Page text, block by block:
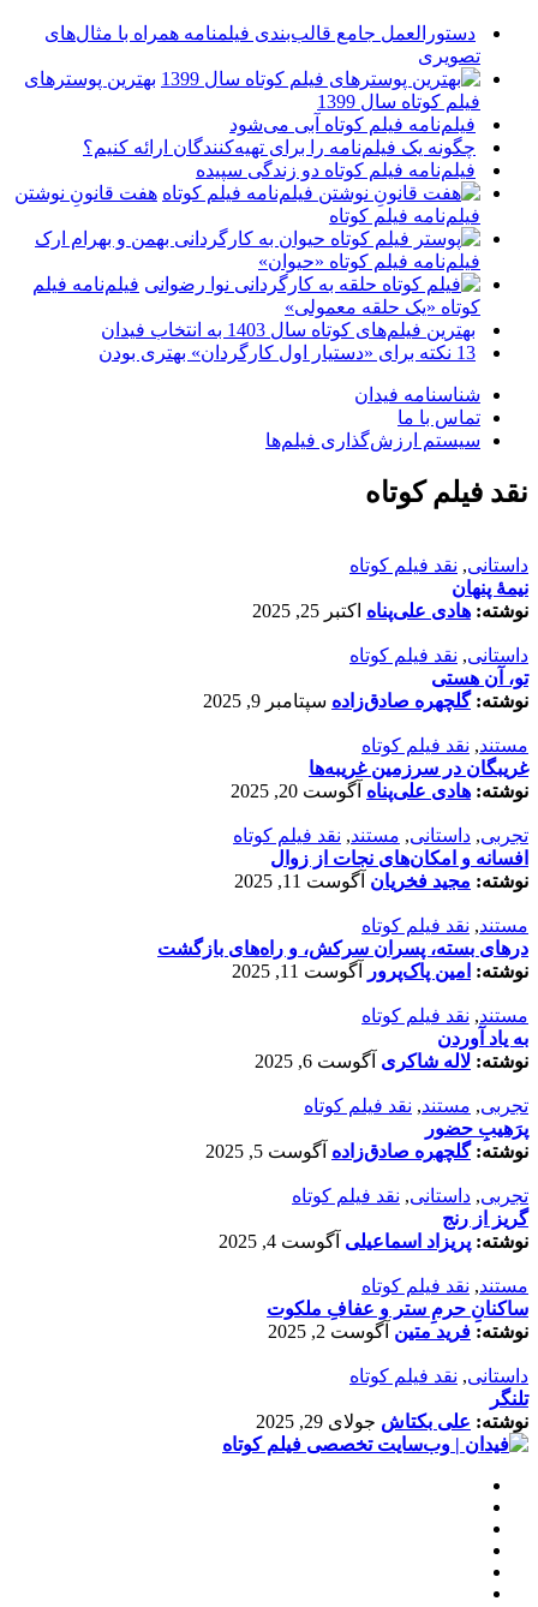
دستورالعمل جامع قالب‌بندی فیلمنامه همراه با مثال‌های
تصویری
بهترین پوسترهای
فیلم کوتاه سال 1399
فیلم‌نامه فیلم کوتاه آبی می‌شود
چگونه یک فیلم‌نامه را برای تهیه‌کنندگان ارائه کنیم؟
فیلم‌نامه فیلم کوتاه دو زندگی سپیده
هفت قانونِ نوشتن
فیلم‌نامه فیلم کوتاه
فیلم‌نامه فیلم کوتاه «حیوان»
فیلم‌نامه فیلم
کوتاه «یک حلقه معمولی»
بهترین فیلم‌های کوتاه سال 1403 به انتخاب فیدان
13 نکته برای «دستیار اول کارگردان» بهتری بودن
شناسنامه فیدان
تماس با ما
سیستم ارزش‌گذاری فیلم‌ها
نقد فیلم کوتاه
داستانی, نقد فیلم کوتاه
نیمۀ پنهان
نوشته: هادی علی‌پناه اکتبر 25, 2025
داستانی, نقد فیلم کوتاه
تو، آن هستی
نوشته:گلچهره صادق‌زاده سپتامبر 9, 2025
مستند, نقد فیلم کوتاه
غریبگان در سرزمین غریبه‌ها
نوشته: هادی علی‌پناه آگوست 20, 2025
تجربی, داستانی, مستند, نقد فیلم کوتاه
افسانه‌ و امکان‌های نجات از زوال
نوشته: مجید فخریان آگوست 11, 2025
مستند, نقد فیلم کوتاه
درهای بسته، پسران سرکش، و راه‌های بازگشت
نوشته: امین پاک‌پرور آگوست 11, 2025
مستند, نقد فیلم کوتاه
به یاد آوردن
نوشته: لاله شاکری آگوست 6, 2025
تجربی, مستند, نقد فیلم کوتاه
پرَهیب‌ِ حضور
نوشته:گلچهره صادق‌زاده آگوست 5, 2025
تجربی, داستانی, نقد فیلم کوتاه
گریز از رنج
نوشته: پریزاد اسماعیلی آگوست 4, 2025
مستند, نقد فیلم کوتاه
ساکنانِ حرمِ ستر و عفافِ ملکوت
نوشته: فرید متین آگوست 2, 2025
داستانی, نقد فیلم کوتاه
تلنگر
نوشته: علی بکتاش جولای 29, 2025